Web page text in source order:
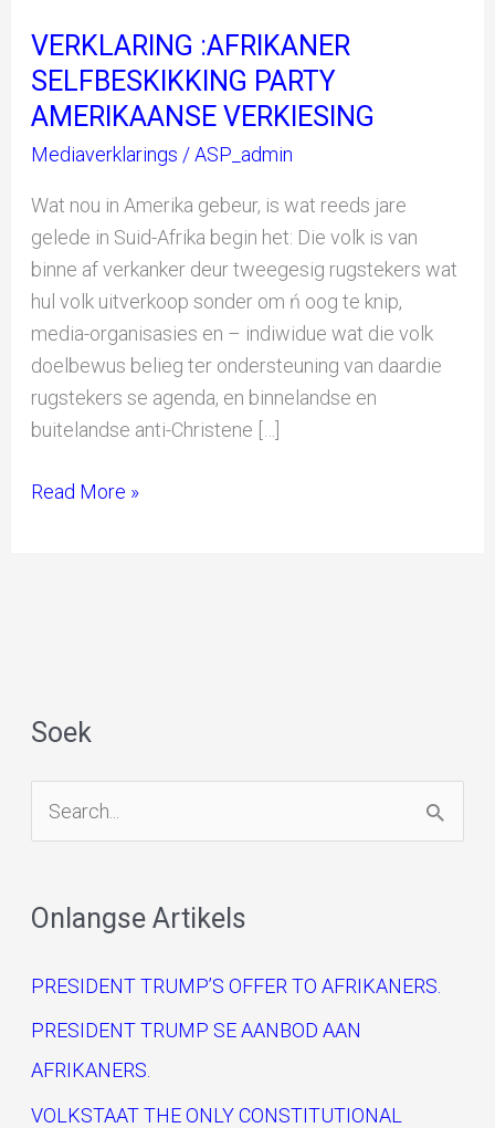
VERKLARING :AFRIKANER
SELFBESKIKKING PARTY
AMERIKAANSE VERKIESING
Mediaverklarings /ASP_admin
Wat nou in Amerika gebeur, is wat reeds jare
gelede in Suid-Afrika begin het: Die volk is van
binne af verkanker deur tweegesig rugstekers wat
hul volk uitverkoop sonder om ń oog te knip,
media-organisasies en – indiwidue wat die volk
doelbewus belieg ter ondersteuning van daardie
rugstekers se agenda, en binnelandse en
buitelandse anti-Christene […]
Read More »
Soek
c
Onlangse Artikels
PRESIDENT TRUMP’S OFFER TO AFRIKANERS.
PRESIDENT TRUMP SE AANBOD AAN
AFRIKANERS.
VOLKSTAAT THE ONLY CONSTITUTIONAL